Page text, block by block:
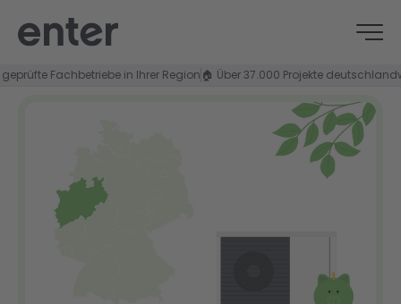
Fachbetriebe in Ihrer Region🏠 Über 37.000 Projekte deutschlandweit